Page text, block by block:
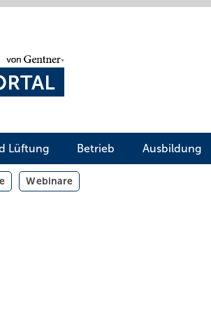
Lüftung Betrieb Ausbildung
Webinare